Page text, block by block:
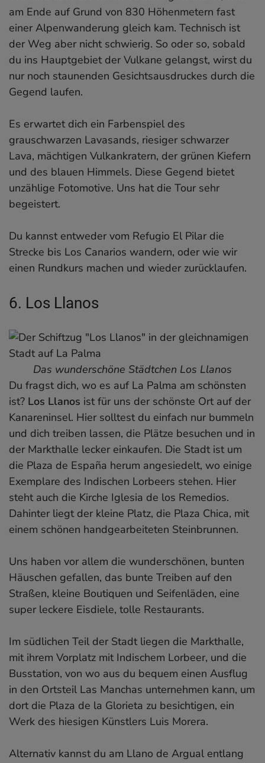
am Ende auf Grund von 830 Höhenmetern fast
einer Alpenwanderung gleich kam. Technisch ist
der Weg aber nicht schwierig. So oder so, sobald
du ins Hauptgebiet der Vulkane gelangst, wirst du
nur noch staunenden Gesichtsausdruckes durch die
Gegend laufen.
Es erwartet dich ein Farbenspiel des
grauschwarzen Lavasands, riesiger schwarzer
Lava, mächtigen Vulkankratern, der grünen Kiefern
und des blauen Himmels. Diese Gegend bietet
unzählige Fotomotive. Uns hat die Tour sehr
begeistert.
Du kannst entweder vom Refugio El Pilar die
Strecke bis Los Canarios wandern, oder wie wir
einen Rundkurs machen und wieder zurücklaufen.
6. Los Llanos
Das wunderschöne Städtchen Los Llanos
Du fragst dich, wo es auf La Palma am schönsten
ist? Los Llanos ist für uns der schönste Ort auf der
Kanareninsel. Hier solltest du einfach nur bummeln
und dich treiben lassen, die Plätze besuchen und in
der Markthalle lecker einkaufen. Die Stadt ist um
die Plaza de España herum angesiedelt, wo einige
Exemplare des Indischen Lorbeers stehen. Hier
steht auch die Kirche Iglesia de los Remedios.
Dahinter liegt der kleine Platz, die Plaza Chica, mit
einem schönen handgearbeiteten Steinbrunnen.
Uns haben vor allem die wunderschönen, bunten
Häuschen gefallen, das bunte Treiben auf den
Straßen, kleine Boutiquen und Seifenläden, eine
super leckere Eisdiele, tolle Restaurants.
Im südlichen Teil der Stadt liegen die Markthalle,
mit ihrem Vorplatz mit Indischem Lorbeer, und die
Busstation, von wo aus du bequem einen Ausflug
in den Ortsteil Las Manchas unternehmen kann, um
dort die Plaza de la Glorieta zu besichtigen, ein
Werk des hiesigen Künstlers Luis Morera.
Alternativ kannst du am Llano de Argual entlang